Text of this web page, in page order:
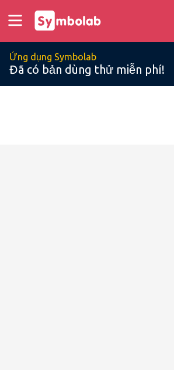
Ứng dụng Symbolab
Đã có bản dùng thử miễn phí!